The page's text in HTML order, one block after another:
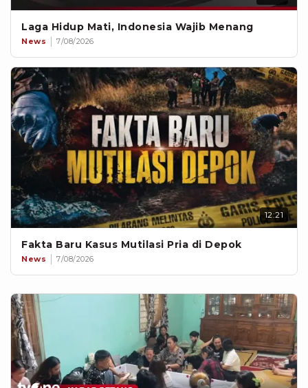
Laga Hidup Mati, Indonesia Wajib Menang
News 7/08/2026
12:21
Fakta Baru Kasus Mutilasi Pria di Depok
News 7/08/2026